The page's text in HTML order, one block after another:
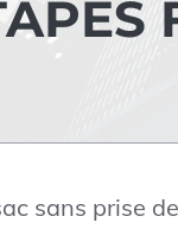
sans prise